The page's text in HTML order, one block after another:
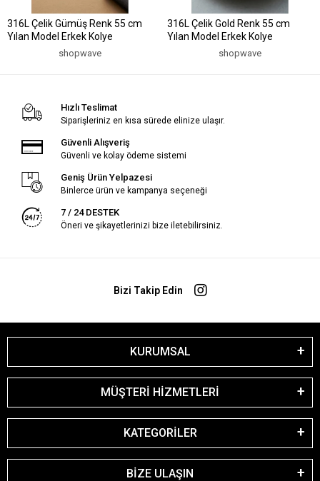
316L Çelik Gümüş Renk 55 cm
Yılan Model Erkek Kolye
shopwave
316L Çelik Gold Renk 55 cm
Yılan Model Erkek Kolye
shopwave
Hızlı Teslimat
Siparişleriniz en kısa sürede elinize ulaşır.
Güvenli Alışveriş
Güvenli ve kolay ödeme sistemi
Geniş Ürün Yelpazesi
Binlerce ürün ve kampanya seçeneği
7 / 24 DESTEK
Öneri ve şikayetlerinizi bize iletebilirsiniz.
Bizi Takip Edin
KURUMSAL
MÜŞTERİ HİZMETLERİ
KATEGORİLER
BİZE ULAŞIN